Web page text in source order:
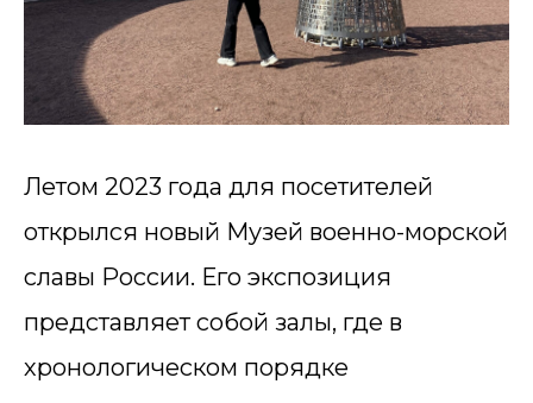
Летом 2023 года для посетителей
открылся новый Музей военно-морской
славы России. Его экспозиция
представляет собой залы, где в
хронологическом порядке